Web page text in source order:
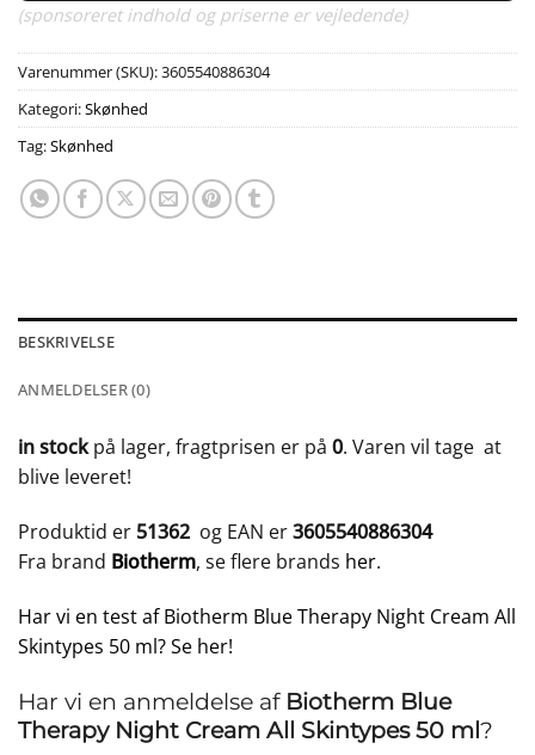
(sponsoreret indhold og priserne er vejledende)
Varenummer (SKU):3605540886304
Kategori:Skønhed
Tag:Skønhed
BESKRIVELSE
ANMELDELSER (0)
in stockpå lager, fragtprisen er på 0. Varen vil tage at
blive leveret!
Produktid er 51362 og EAN er3605540886304
Fra brand Biotherm, se flere brands her.
Har vi en test af Biotherm Blue Therapy Night Cream All
Skintypes 50 ml? Se her!
Har vi en anmeldelse af Biotherm Blue
Therapy Night Cream All Skintypes 50 ml?